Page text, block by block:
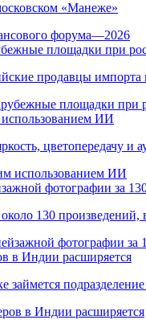
«Манеже»
площадки при
продавцы
ИИ
цветопередачу и
фотографии за
130
в Индии расширяется